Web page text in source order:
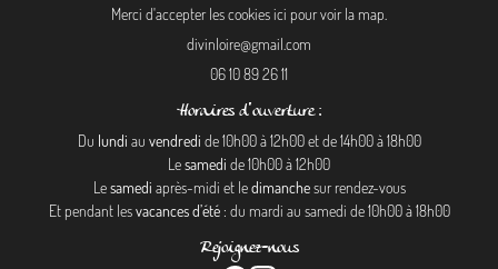
Merci d'accepter les cookiesici pour voir la map.
06 10 89 26 11
Horaires d'ouverture :
Du lundi au vendredi de 10h00 à 12h00 et de 14h00 à 18h00
Lesamedi de 10h00 à 12h00
Lesamedi après-midi et ledimanchesur rendez-vous
Et pendant lesvacances d’été : du mardi au samedi de 10h00 à 18h00
Rejoignez-nous